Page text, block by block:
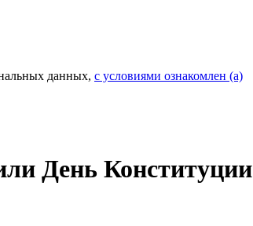
данных, с условиями ознакомлен (а)
День Конституции